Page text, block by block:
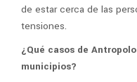
de estar cerca de las
tensiones.
¿Qué casos de
municipios?